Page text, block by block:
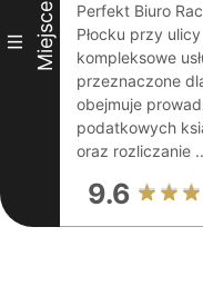
III Miejsce
Perfekt Biuro
Płocku przy
kompleksowe
przeznaczone
obejmuje
podatkowych
oraz rozliczanie
9.6